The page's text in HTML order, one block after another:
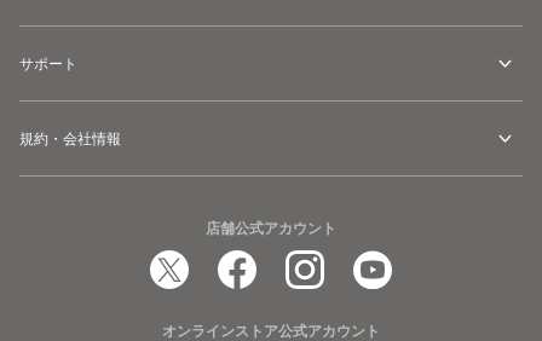
サポート
規約・会社情報
店舗公式アカウント
オンラインストア公式アカウント